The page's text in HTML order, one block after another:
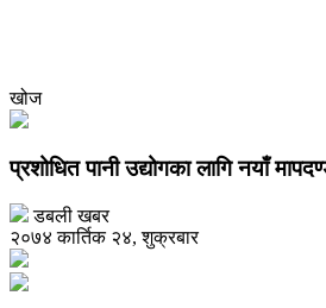
खोज
प्रशोधित पानी उद्योगका लागि नयाँ
डबली खबर
२०७४ कार्तिक २४, शुक्रबार